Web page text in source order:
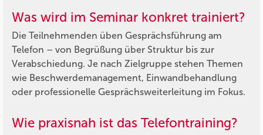
Was wird im Seminar konkret trainiert?
Die Teilnehmenden üben Gesprächsführung am
Telefon – von Begrüßung über Struktur bis zur
Verabschiedung. Je nach Zielgruppe stehen Themen
wie Beschwerdemanagement, Einwandbehandlung
oder professionelle Gesprächsweiterleitung im Fokus.
Wie praxisnah ist das Telefontraining?